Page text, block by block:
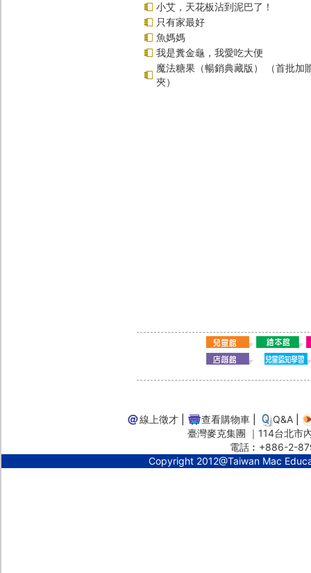
小艾，天花板沾到泥巴了！
只有家最好
魚媽媽
我是糞金龜，我愛吃大便
魔法糖果（暢銷典藏版） （首批加
夾）
線上徵才 查看購物車 Q&A
臺灣麥克集團 ｜114台北
電話︰+886-2-
Copyright 2012@Taiwan Mac